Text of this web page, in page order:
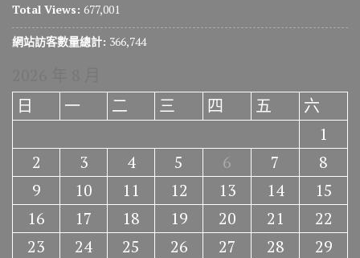
Total Views: 677,001
網站訪客數量總計: 366,744
日
一 二 三 四 五
六
1
2
3 4 5 6 7
8
9
10 11 12 13 14
15
16
17 18 19 20 21
22
23
24 25 26 27 28
29